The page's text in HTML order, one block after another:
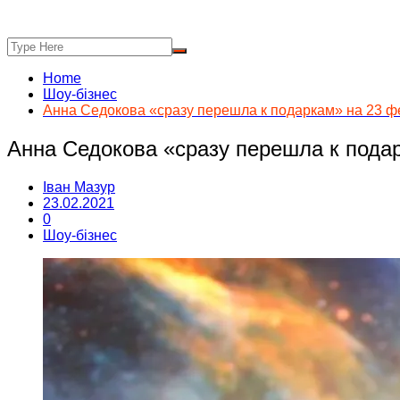
Home
Шоу-бізнес
Анна Седокова «сразу перешла к подаркам» на 23
Анна Седокова «сразу перешла к
Іван Мазур
23.02.2021
0
Шоу-бізнес